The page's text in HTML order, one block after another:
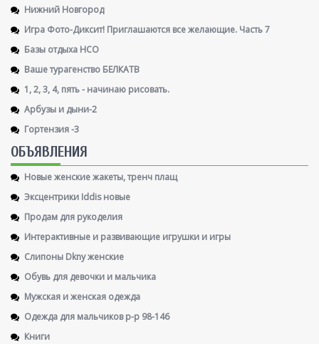
Нижний Новгород
Игра Фото-Диксит! Приглашаются все желающие. Часть 7
Базы отдыха НСО
Ваше турагенство БЕЛКАТВ
1, 2, 3, 4, пять - начинаю рисовать.
Арбузы и дыни-2
Гортензия -3
ОБЪЯВЛЕНИЯ
Новые женские жакеты, тренч плащ
Эксцентрики Iddis новые
Продам для рукоделия
Интерактивные и развивающие игрушки и игры
Слипоны Dkny женские
Обувь для девочки и мальчика
Мужская и женская одежда
Одежда для мальчиков р-р 98-146
Книги